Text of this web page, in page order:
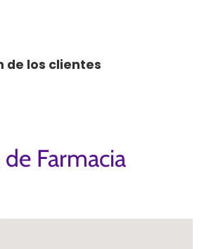
de los clientes
Farmacia